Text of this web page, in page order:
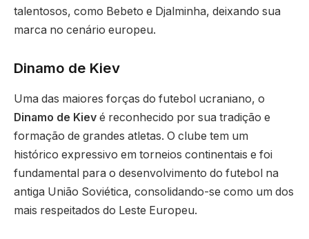
talentosos, como Bebeto e Djalminha, deixando sua
marca no cenário europeu.
Dinamo de Kiev
Uma das maiores forças do futebol ucraniano, o
Dinamo de Kiev é reconhecido por sua tradição e
formação de grandes atletas. O clube tem um
histórico expressivo em torneios continentais e foi
fundamental para o desenvolvimento do futebol na
antiga União Soviética, consolidando-se como um dos
mais respeitados do Leste Europeu.